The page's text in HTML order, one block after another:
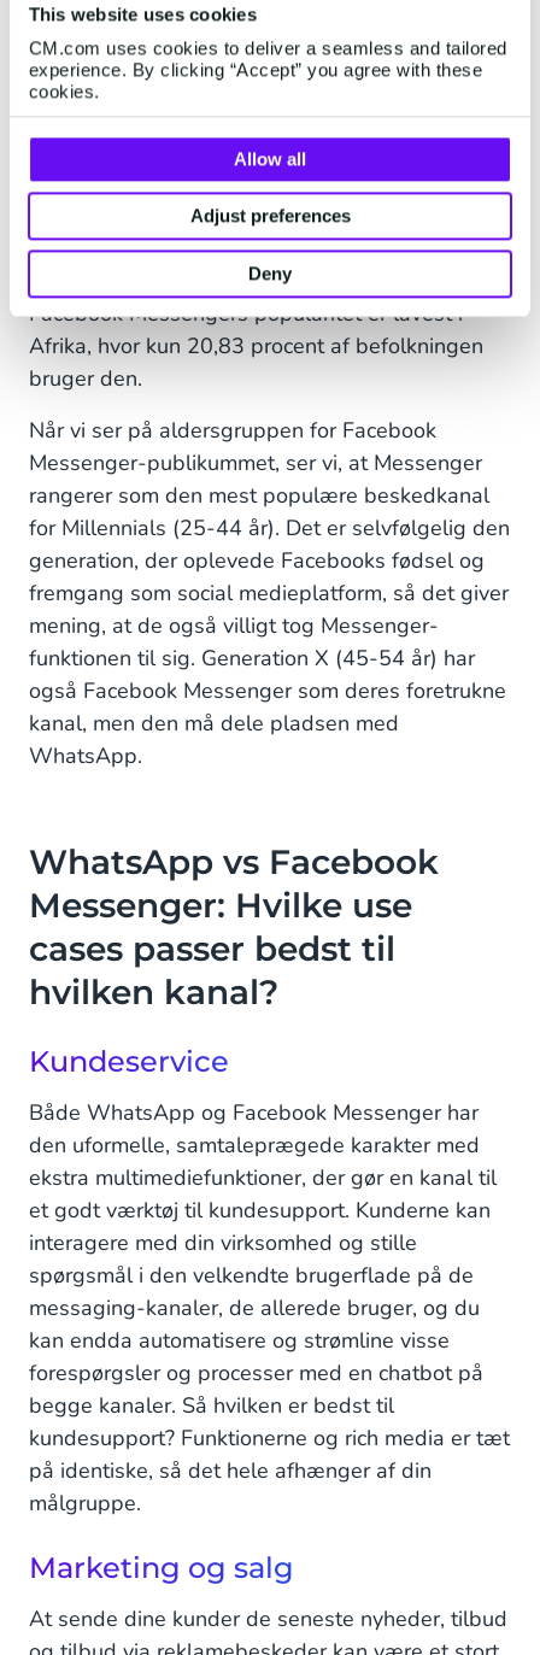
This website uses cookies
CM.com uses cookies to deliver a seamless and tailored
experience. By clicking “Accept” you agree with these
cookies.
Allow all
Adjust preferences
Deny
mest aktive Facebook-brugere: 82,3 procent af
befolkningen bruger denne sociale
medieplatform. I Europa har Facebook
Messenger dog sværere ved at konkurrere om
popularitet med de andre meddelelseskanaler.
Kun i Frankrig og Danmark lykkedes det at få fat
i titlen "mest populær". Generelt set formår
Facebook Messenger dog stadig at placere sig i
top tre i næsten alle europæiske lande.
Facebook Messengers popularitet er lavest i
Afrika, hvor kun 20,83 procent af befolkningen
bruger den.
Når vi ser på aldersgruppen for Facebook
Messenger-publikummet, ser vi, at Messenger
rangerer som den mest populære beskedkanal
for Millennials (25-44 år). Det er selvfølgelig den
generation, der oplevede Facebooks fødsel og
fremgang som social medieplatform, så det giver
mening, at de også villigt tog Messenger-
funktionen til sig. Generation X (45-54 år) har
også Facebook Messenger som deres foretrukne
kanal, men den må dele pladsen med
WhatsApp.
WhatsApp vs Facebook
Messenger: Hvilke use
cases passer bedst til
hvilken kanal?
Kundeservice
Både WhatsApp og Facebook Messenger har
den uformelle, samtaleprægede karakter med
ekstra multimediefunktioner, der gør en kanal til
et godt værktøj til kundesupport. Kunderne kan
interagere med din virksomhed og stille
spørgsmål i den velkendte brugerflade på de
messaging-kanaler, de allerede bruger, og du
kan endda automatisere og strømline visse
forespørgsler og processer med en chatbot på
begge kanaler. Så hvilken er bedst til
kundesupport? Funktionerne og rich media er tæt
på identiske, så det hele afhænger af din
målgruppe.
Marketing og salg
At sende dine kunder de seneste nyheder, tilbud